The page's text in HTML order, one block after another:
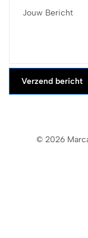
Verzend bericht
© 2026